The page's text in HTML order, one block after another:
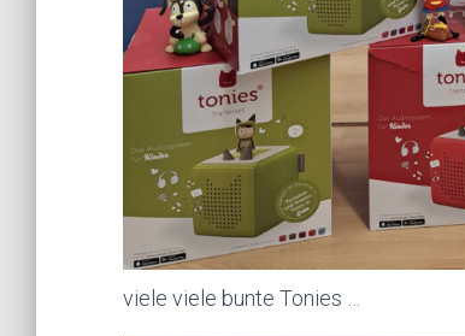
viele viele bunte Tonies …